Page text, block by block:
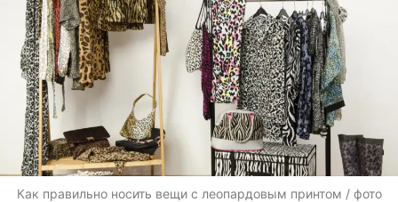
Как правильно носить вещи с леопардовым принтом / фото